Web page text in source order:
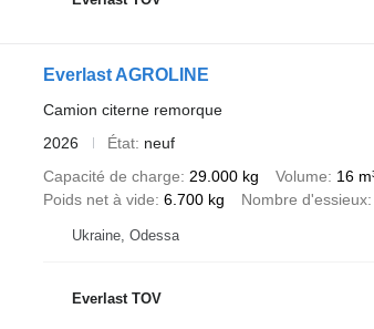
Everlast AGROLINE
Camion citerne remorque
2026
État neuf
Capacité de charge
29.000 kg Volume 16
Poids net à vide 6.700 kg Nombre d'essieux
Ukraine, Odessa
Everlast TOV